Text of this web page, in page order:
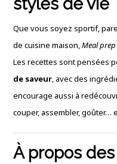
Que vous soyez sportif,
de cuisine maison,Meal
Les recettes sont pensées
de saveur, avec des
encourage aussi à
couper, assembler, goûter…
À propos